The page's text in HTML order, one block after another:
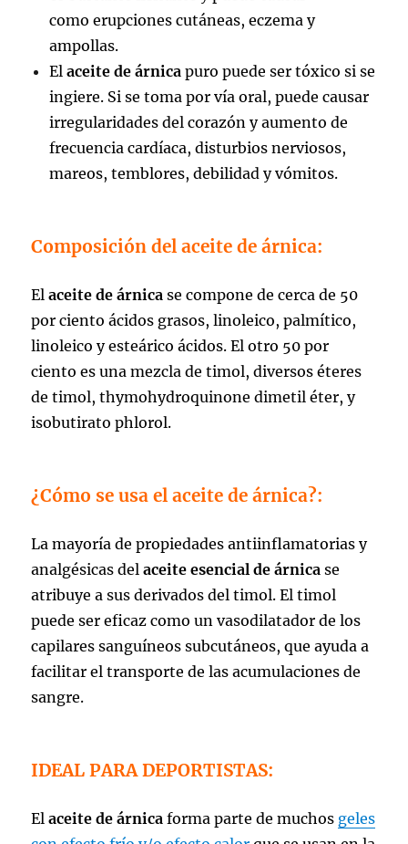
como erupciones cutáneas, eczema y
ampollas.
Elaceite de árnica puro puede ser tóxico si se
ingiere. Si se toma por vía oral, puede causar
irregularidades del corazón y aumento de
frecuencia cardíaca, disturbios nerviosos,
mareos, temblores, debilidad y vómitos.
Composición del aceite de árnica:
Elaceite de árnica se compone de cerca de 50
por ciento ácidos grasos, linoleico, palmítico,
linoleico y esteárico ácidos. El otro 50 por
ciento es una mezcla de timol, diversos éteres
de timol, thymohydroquinone dimetil éter, y
isobutirato phlorol.
¿Cómo se usa el aceite de árnica?:
La mayoría de propiedades antiinflamatorias y
analgésicas del aceite esencial de árnica se
atribuye a sus derivados del timol. El timol
puede ser eficaz como un vasodilatador de los
capilares sanguíneos subcutáneos, que ayuda a
facilitar el transporte de las acumulaciones de
sangre.
IDEAL PARA DEPORTISTAS:
Elaceite de árnica forma parte de muchos geles